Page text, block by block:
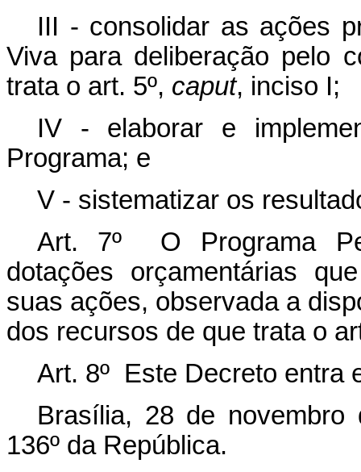
III - consolidar as ações
Viva para deliberação pelo
trata o art. 5º, caput, inciso I;
IV - elaborar e
Programa; e
V - sistematizar os
Art. 7º O Programa
dotações orçamentárias
suas ações, observada a
dos recursos de que trata o
Art. 8º Este Decreto entra
Brasília, 28 de novembro
136º da República.